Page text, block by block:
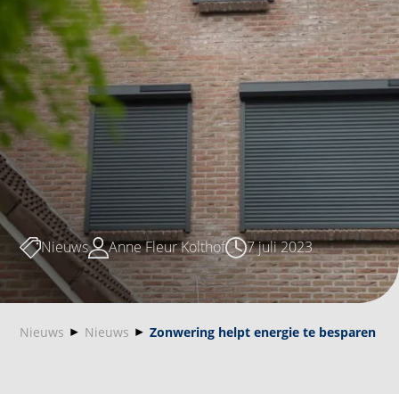
Nieuws Anne Fleur Kolthof 7 juli 2023
Nieuws Nieuws Zonwering helpt energie te besparen